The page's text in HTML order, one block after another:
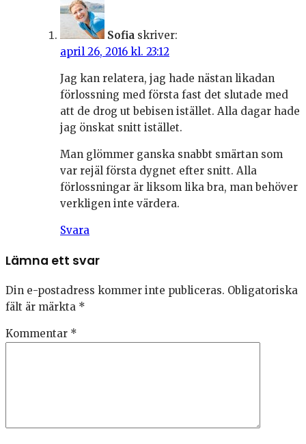
Sofia skriver:
april 26, 2016 kl. 23:12
Jag kan relatera, jag hade nästan likadan
förlossning med första fast det slutade med
att de drog ut bebisen istället. Alla dagar hade
jag önskat snitt istället.
Man glömmer ganska snabbt smärtan som
var rejäl första dygnet efter snitt. Alla
förlossningar är liksom lika bra, man behöver
verkligen inte värdera.
Svara
Lämna ett svar
Din e-postadress kommer inte publiceras. Obligatoriska
fält är märkta *
Kommentar *